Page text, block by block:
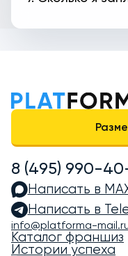
8 (495) 990-
Написать в
Написать в
info@platforma-
Каталог франшиз
Истории успеха